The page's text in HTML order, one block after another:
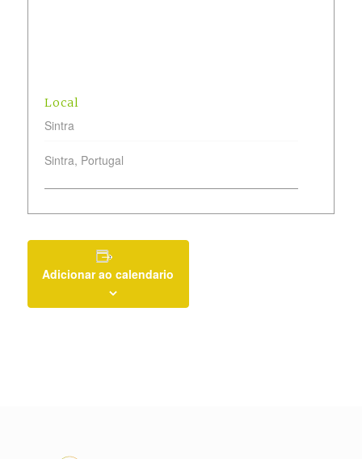
Local
Sintra
Sintra, Portugal
Adicionar ao calendario